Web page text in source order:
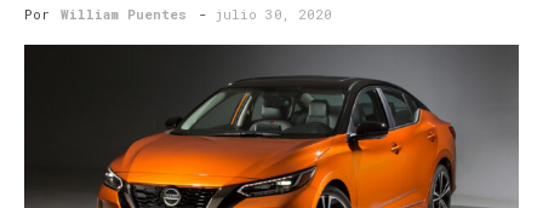
Por William Puentes - julio 30, 2020